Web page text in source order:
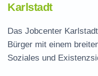
Karlstadt
Das Jobcenter
Bürger mit einem
Soziales und